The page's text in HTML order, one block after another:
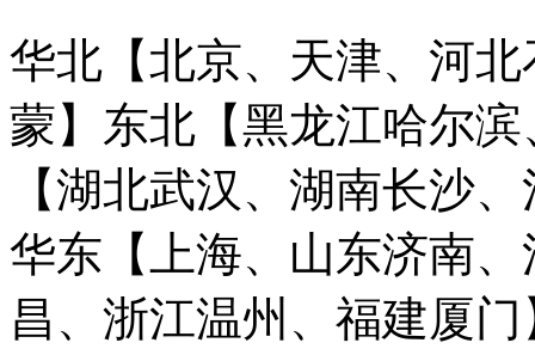
华北【北京、天津、河
蒙】 东北【黑龙江哈尔
【湖北武汉、湖南长沙
华东【上海、山东济南
昌、浙江温州、福建厦门